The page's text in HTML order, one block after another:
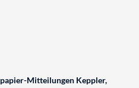
Mitteilungen Keppler,